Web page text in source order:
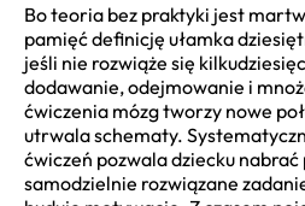
Bo teoria bez praktyki jest
pamięć definicję ułamka
jeśli nie rozwiąże się
dodawanie, odejmowanie i
ćwiczenia mózg tworzy nowe
utrwala schematy.
ćwiczeń pozwala dziecku
samodzielnie rozwiązane